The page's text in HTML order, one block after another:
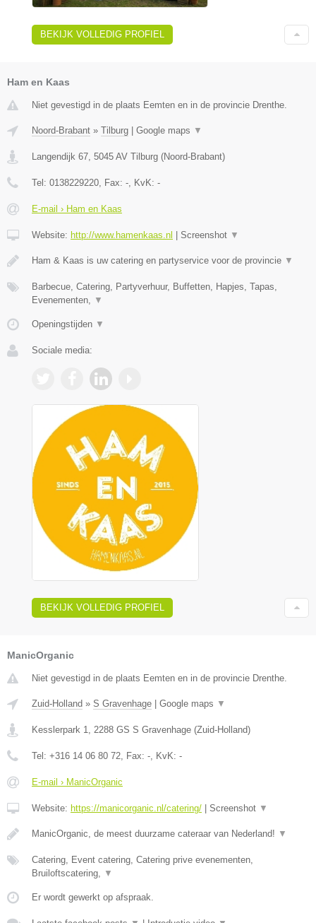
BEKIJK VOLLEDIG PROFIEL
Ham en Kaas
Niet gevestigd in de plaats Eemten en in de provincie Drenthe.
Noord-Brabant » Tilburg Google maps ▼
Langendijk 67, 5045 AV Tilburg (Noord-Brabant)
Tel: 0138229220, Fax: -, KvK: -
E-mail › Ham en Kaas
Website: http://www.hamenkaas.nl Screenshot ▼
Ham & Kaas is uw catering en partyservice voor de provincie ▼
Barbecue, Catering, Partyverhuur, Buffetten, Hapjes, Tapas,
Evenementen, ▼
Openingstijden ▼
Sociale media:
BEKIJK VOLLEDIG PROFIEL
ManicOrganic
Niet gevestigd in de plaats Eemten en in de provincie Drenthe.
Zuid-Holland » S Gravenhage Google maps ▼
Kesslerpark 1, 2288 GS S Gravenhage (Zuid-Holland)
Tel: +316 14 06 80 72, Fax: -, KvK: -
E-mail › ManicOrganic
Website: https://manicorganic.nl/catering/ Screenshot ▼
ManicOrganic, de meest duurzame cateraar van Nederland! ▼
Catering, Event catering, Catering prive evenementen,
Bruiloftscatering, ▼
Er wordt gewerkt op afspraak.